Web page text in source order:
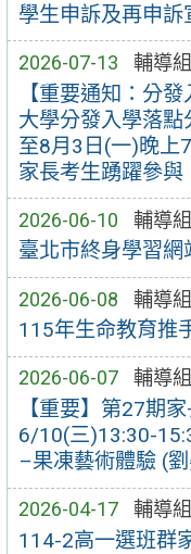
學生申訴及再申訴
2026-07-13 輔導組
【重要通知：分
大學分發入學落
至8月3日(一)晚上
家長考生踴躍參與
2026-06-10 輔導組
臺北市終身學習網
2026-06-08 輔導組
115年生命教育推
2026-06-07 輔導組
【重要】第27期
6/10(三)13:30-
–果凍藝術體驗 (
2026-04-17 輔導組
114-2高一選班群